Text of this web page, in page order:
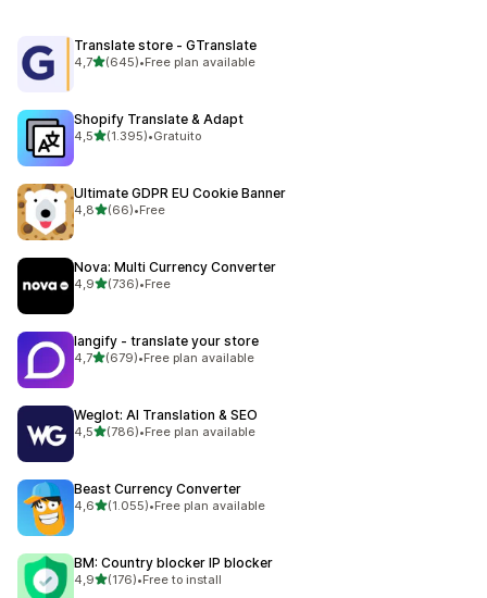
Translate store ‑ GTranslate
4,7de 5 estrelas
(645)
645 total de avaliações
•Free plan available
Shopify Translate & Adapt
4,5de 5 estrelas
(1.395)
1395 total de avaliações
•Gratuito
Ultimate GDPR EU Cookie Banner
4,8de 5 estrelas
(66)
66 total de avaliações
•Free
Nova: Multi Currency Converter
4,9de 5 estrelas
(736)
736 total de avaliações
•Free
langify ‑ translate your store
4,7de 5 estrelas
(679)
679 total de avaliações
•Free plan available
Weglot: AI Translation & SEO
4,5de 5 estrelas
(786)
786 total de avaliações
•Free plan available
Beast Currency Converter
4,6de 5 estrelas
(1.055)
1055 total de avaliações
•Free plan available
BM: Country blocker IP blocker
4,9de 5 estrelas
(176)
176 total de avaliações
•Free to install